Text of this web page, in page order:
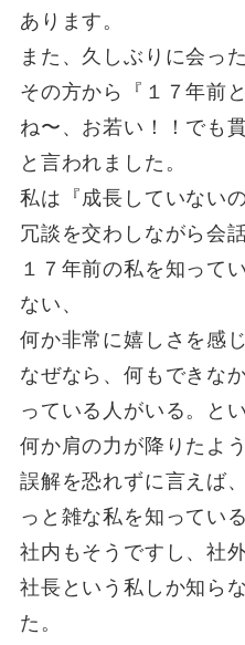
あります。
また、久しぶりに会っ
その方から『１７年前
ね〜、お若い！！でも
と言われました。
私は『成長していない
冗談を交わしながら会
１７年前の私を知って
ない、
何か非常に嬉しさを感
なぜなら、何もできな
っている人がいる。と
何か肩の力が降りたよ
誤解を恐れずに言えば
っと雑な私を知ってい
社内もそうですし、社
社長という私しか知ら
た。